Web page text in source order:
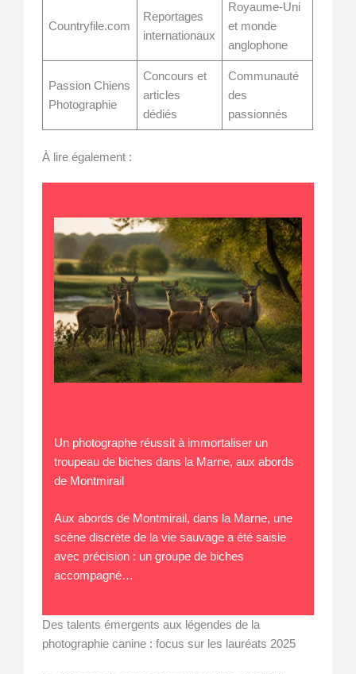
Countryfile.com
Reportages
internationaux
Royaume-Uni
et monde
anglophone
Passion Chiens
Photographie
Concours et
articles
dédiés
Communauté
des
passionnés
À lire également :
Un photographe réussit à immortaliser un
troupeau de biches dans la Marne, aux abords
de Montmirail
Aux abords de Montmirail, dans la Marne, une
scène discrète de la vie sauvage a été saisie
avec précision : un groupe de biches
accompagné…
Des talents émergents aux légendes de la
photographie canine : focus sur les lauréats 2025